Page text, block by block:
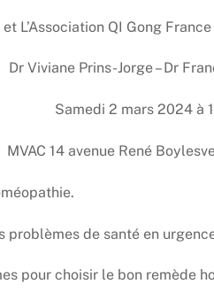
L’Association QI Gong
Dr Viviane Prins-Jorge – Dr
Samedi 2 mars 2024 à
MVAC 14 avenue René
de santé en
pour choisir le bon remède